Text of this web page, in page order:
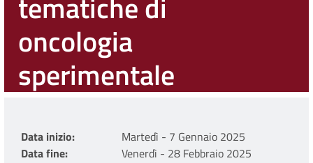
oncologia
sperimentale
Data inizio
Martedì - 7 Gennaio 2025
Data fine
Venerdì - 28 Febbraio 2025